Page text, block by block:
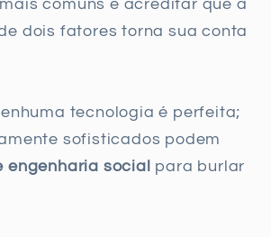
comuns é acreditar que a
dois fatores torna sua conta
tecnologia é perfeita;
sofisticados podem
engenharia social para burlar